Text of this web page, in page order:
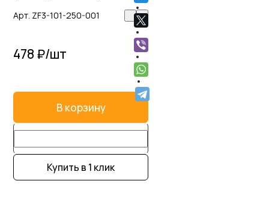
Арт. ZF3-101-250-001
478 ₽/шт
В корзину
Купить в 1 клик